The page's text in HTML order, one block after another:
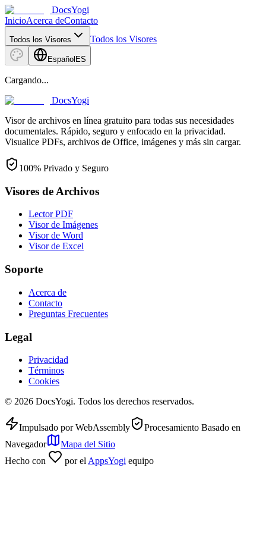
DocsYogi
InicioAcerca deContacto
Todos los Visores Todos los Visores
Español ES
Cargando...
DocsYogi
Visor de archivos en línea gratuito para todas sus necesidades
documentales. Rápido, seguro y enfocado en la privacidad.
Visualice PDFs, archivos de Office, imágenes y más sin cargar.
100% Privado y Seguro
Visores de Archivos
Lector PDF
Visor de Imágenes
Visor de Word
Visor de Excel
Soporte
Acerca de
Contacto
Preguntas Frecuentes
Legal
Privacidad
Términos
Cookies
© 2026 DocsYogi. Todos los derechos reservados.
Impulsado por WebAssembly
Procesamiento Basado en
Navegador
Mapa del Sitio
Hecho con
por el AppsYogi equipo